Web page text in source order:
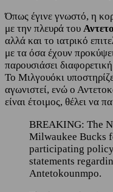
Όπως έγινε γνωστό, η
με την πλευρά του
αλλά και το ιατρικό
με τα όσα έχουν
παρουσιάσει
Το Μιλγουόκι
αγωνιστεί, ενώ ο
είναι έτοιμος, θέλει να
BREAKING: The
Milwaukee Bucks
participating
statements
Antetokounmpo.